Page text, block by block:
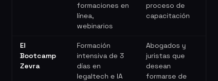
formaciones en
línea,
webinarios
proceso de
capacitación
El
Bootcamp
Zevra
Formación
intensiva de 3
días en
legaltech e IA
Abogados y
juristas que
desean
formarse de